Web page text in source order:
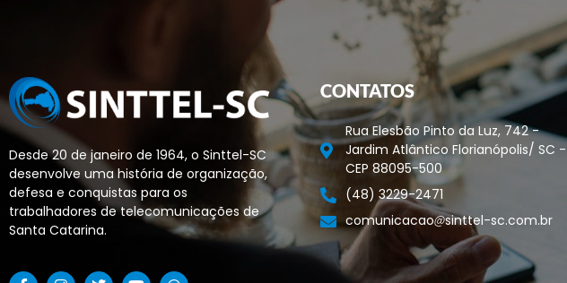
Desde 20 de janeiro de 1964, o Sinttel-SC
desenvolve uma história de organização,
defesa e conquistas para os
trabalhadores de telecomunicações de
Santa Catarina.
CONTATOS
Rua Elesbão Pinto da Luz, 742 -
Jardim Atlântico Florianópolis/ SC -
CEP 88095-500
(48) 3229-2471
comunicacao sinttel-sc.com.br